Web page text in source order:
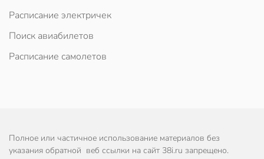
Расписание электричек
Поиск авиабилетов
Расписание самолетов
Полное или частичное использование материалов без
указания обратной веб ссылки на сайт 38i.ru запрещено.